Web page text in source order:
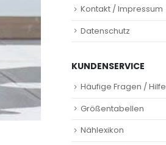
Kontakt / Impressum
Datenschutz
KUNDENSERVICE
Häufige Fragen / Hilfe
Größentabellen
Nählexikon